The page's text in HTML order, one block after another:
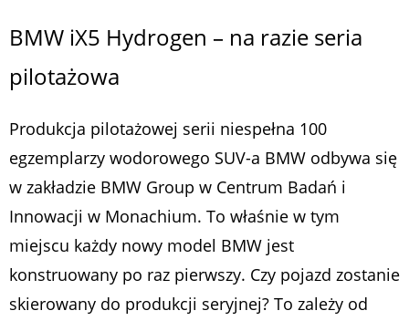
BMW iX5 Hydrogen – na razie seria
pilotażowa
Produkcja pilotażowej serii niespełna 100
egzemplarzy wodorowego SUV-a BMW odbywa się
w zakładzie BMW Group w Centrum Badań i
Innowacji w Monachium. To właśnie w tym
miejscu każdy nowy model BMW jest
konstruowany po raz pierwszy. Czy pojazd zostanie
skierowany do produkcji seryjnej? To zależy od